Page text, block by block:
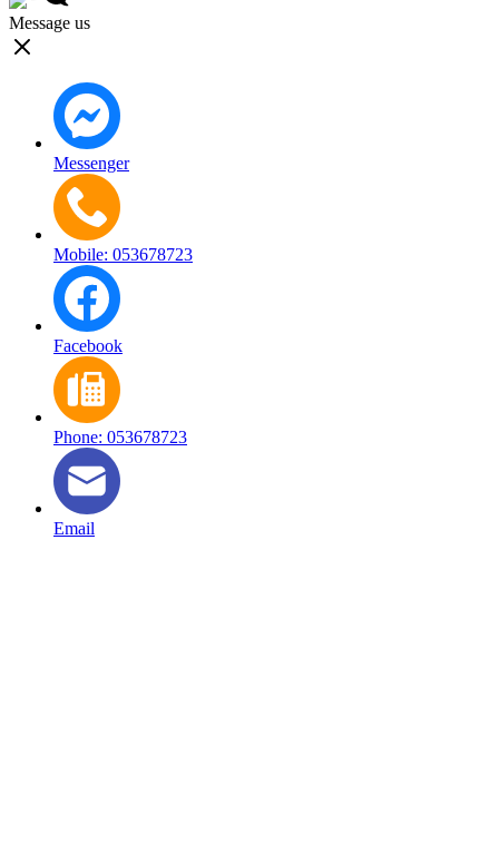
Message us
Messenger
Mobile: 053678723
Facebook
Phone: 053678723
Email